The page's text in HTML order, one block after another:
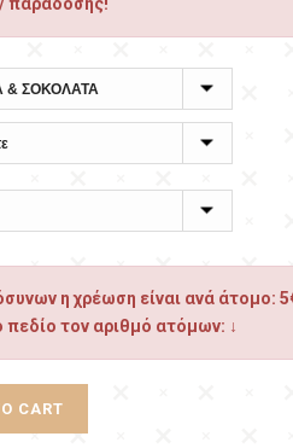
η χρέωση είναι ανά άτομο:
τον αριθμό ατόμων: ↓
CART